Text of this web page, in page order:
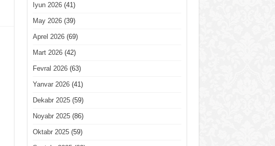
Iyun 2026(41)
May 2026(39)
Aprel 2026(69)
Mart 2026(42)
Fevral 2026(63)
Yanvar 2026(41)
Dekabr 2025(59)
Noyabr 2025(86)
Oktabr 2025(59)